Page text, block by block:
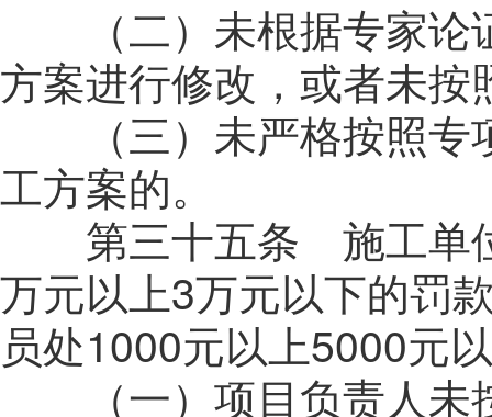
（二）未根据专家论
方案进行修改，或者未
（三）未严格按照专
工方案的。
第三十五条 施工单位
万元以上3万元以下的罚
员处1000元以上5000元
（一）项目负责人未